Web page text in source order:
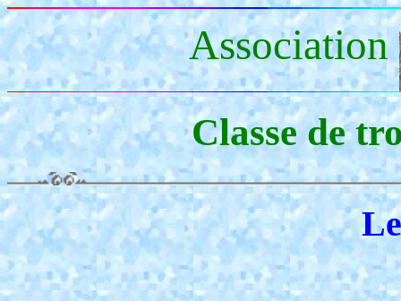
Association
Classe de